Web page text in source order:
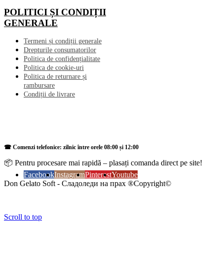
POLITICI ȘI CONDIȚII
GENERALE
Termeni și condiții generale
Drepturile consumatorilor
Politica de confidențialitate
Politica de cookie-uri
Politica de returnare și
rambursare
Condiții de livrare
☎ Comenzi telefonice: zilnic între orele 08:00 și 12:00
📦 Pentru procesare mai rapidă – plasați comanda direct pe site!
FacebookInstagramPinterestYoutube
Don Gelato Soft - Сладоледи на прах ®Copyright©
Scroll to top